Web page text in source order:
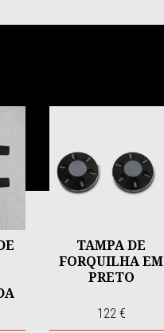
TAMPA DE
FORQUILHA EM
PRETO
122 €